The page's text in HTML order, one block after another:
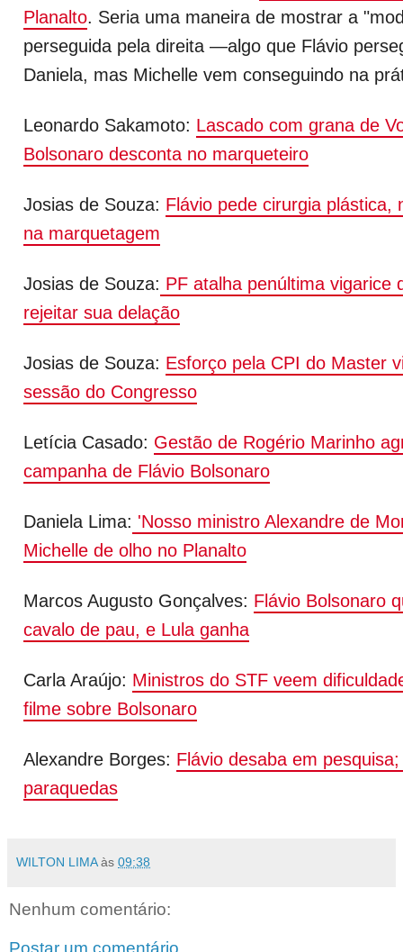
Planalto. Seria uma maneira de mostrar a
perseguida pela direita —algo que Flávio
Daniela, mas Michelle vem conseguindo na
Leonardo Sakamoto: Lascado com grana de
Bolsonaro desconta no marqueteiro
Josias de Souza: Flávio pede cirurgia plástica,
na marquetagem
Josias de Souza: PF atalha penúltima vigarice
rejeitar sua delação
Josias de Souza: Esforço pela CPI do Master
sessão do Congresso
Letícia Casado: Gestão de Rogério Marinho
campanha de Flávio Bolsonaro
Daniela Lima: 'Nosso ministro Alexandre de
Michelle de olho no Planalto
Marcos Augusto Gonçalves: Flávio Bolsonaro
cavalo de pau, e Lula ganha
Carla Araújo: Ministros do STF veem
filme sobre Bolsonaro
Alexandre Borges: Flávio desaba em
paraquedas
WILTON LIMA às 09:38
Nenhum comentário:
Postar um comentário